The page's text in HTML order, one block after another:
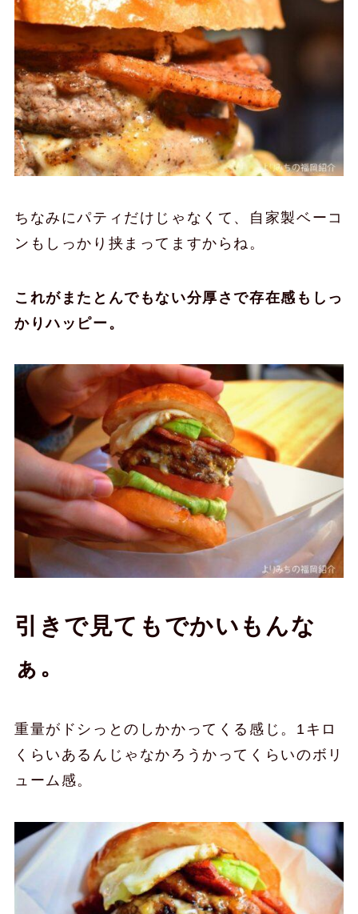
ちなみにパティだけじゃなくて、自家製ベーコ
ンもしっかり挟まってますからね。
これがまたとんでもない分厚さで存在感もしっ
かりハッピー。
引きで見てもでかいもんな
ぁ。
重量がドシっとのしかかってくる感じ。1キロ
くらいあるんじゃなかろうかってくらいのボリ
ューム感。